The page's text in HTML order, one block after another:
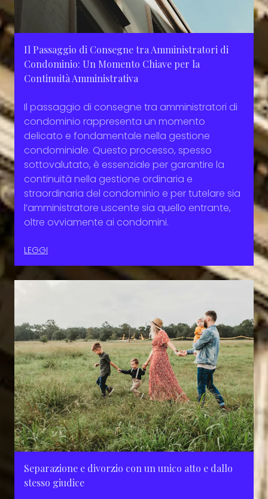
Il Passaggio di Consegne tra Amministratori di
Condominio: Un Momento Chiave per la
Continuità Amministrativa
Il passaggio di consegne tra amministratori di
condominio rappresenta un momento
delicato e fondamentale nella gestione
condominiale. Questo processo, spesso
sottovalutato, è essenziale per garantire la
continuità nella gestione ordinaria e
straordinaria del condominio e per tutelare sia
l’amministratore uscente sia quello entrante,
oltre ovviamente ai condomini.
LEGGI
Separazione e divorzio con un unico atto e dallo
stesso giudice